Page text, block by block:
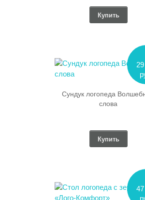
Купить
Сундук логопеда
слова
Купить